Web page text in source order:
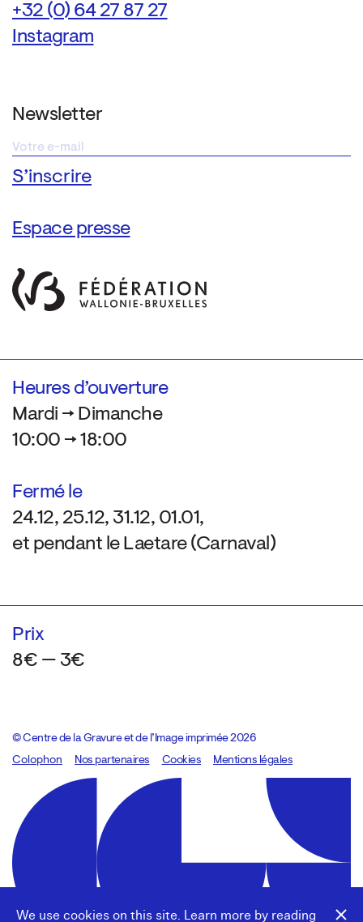
We use cookies on this site. Learn more by reading
+32 (0) 64 27 87 27
Instagram
Newsletter
Espace presse
Heures d’ouverture
Mardi → Dimanche
10:00 → 18:00
Fermé le
24.12, 25.12, 31.12, 01.01,
et pendant le Laetare (Carnaval)
Prix
8€ — 3€
© Centre de la Gravure et de l’Image imprimée 2026
Colophon
Design:Marcel Kaczmarek, code:8080.studio
Nos partenaires Cookies Mentions légales